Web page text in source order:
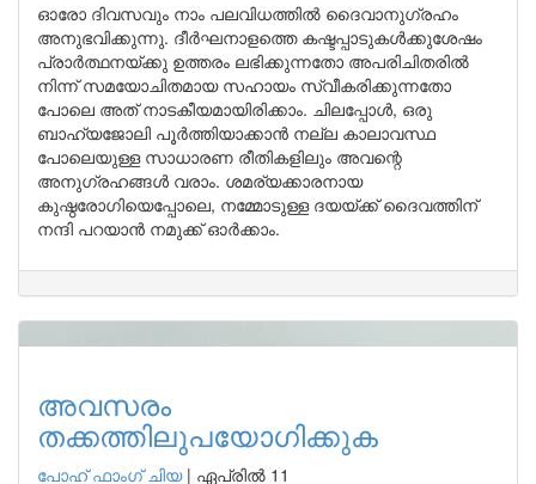
ഓരോ ദിവസവും നാം പലവിധത്തിൽ ദൈവാനുഗ്രഹം
അനുഭവിക്കുന്നു. ദീർഘനാളത്തെ കഷ്ടപ്പാടുകൾക്കുശേഷം
പ്രാർത്ഥനയ്ക്കു ഉത്തരം ലഭിക്കുന്നതോ അപരിചിതരിൽ
നിന്ന് സമയോചിതമായ സഹായം സ്വീകരിക്കുന്നതോ
പോലെ അത് നാടകീയമായിരിക്കാം. ചിലപ്പോൾ, ഒരു
ബാഹ്യജോലി പൂർത്തിയാക്കാൻ നല്ല കാലാവസ്ഥ
പോലെയുള്ള സാധാരണ രീതികളിലും അവന്റെ
അനുഗ്രഹങ്ങൾ വരാം. ശമര്യക്കാരനായ
കുഷ്ഠരോഗിയെപ്പോലെ, നമ്മോടുള്ള ദയയ്ക്ക് ദൈവത്തിന്
നന്ദി പറയാൻ നമുക്ക് ഓർക്കാം.
അവസരം
തക്കത്തിലുപയോഗിക്കുക
പോഹ് ഫാംഗ് ചിയ| ഏപ്രിൽ 11